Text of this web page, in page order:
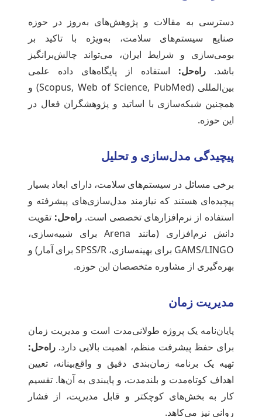
دسترسی به مقالات و پژوهش‌های به‌روز در حوزه
صنایع سیستم‌های سلامت، به‌ویژه با تاکید بر
بومی‌سازی و شرایط ایران، می‌تواند چالش‌برانگیز
باشد.راه‌حل: استفاده از پایگاه‌های داده علمی
بین‌المللی (Scopus, Web of Science, PubMed) و
همچنین شبکه‌سازی با اساتید و پژوهشگران فعال در
این حوزه.
پیچیدگی مدل‌سازی و تحلیل
برخی مسائل در سیستم‌های سلامت، دارای ابعاد بسیار
پیچیده‌ای هستند که نیازمند مدل‌سازی‌های پیشرفته و
استفاده از نرم‌افزارهای تخصصی است.راه‌حل: تقویت
دانش نرم‌افزاری (مانند Arena برای شبیه‌سازی،
GAMS/LINGO برای بهینه‌سازی، SPSS/R برای آمار) و
بهره‌گیری از مشاوره متخصصان این حوزه.
مدیریت زمان
پایان‌نامه یک پروژه طولانی‌مدت است و مدیریت زمان
برای حفظ پیشرفت منظم، اهمیت بالایی دارد. راه‌حل:
تهیه یک برنامه زمان‌بندی دقیق و واقع‌بینانه، تعیین
اهداف کوتاه‌مدت و بلندمدت، و پایبندی به آن‌ها. تقسیم
کار به بخش‌های کوچکتر و قابل مدیریت، از فشار
روانی نیز می‌کاهد.